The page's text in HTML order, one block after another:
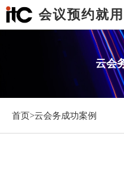
会议预约就
云会
首页>云会务成功案例